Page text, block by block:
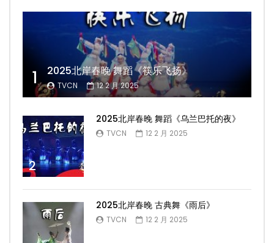
1 2025北岸春晚 舞蹈《筷乐飞扬》
TVCN 12 2 月 2025
2
2025北岸春晚 舞蹈《乌兰巴托的夜》
TVCN 12 2 月 2025
2025北岸春晚 古典舞《雨后》
TVCN 12 2 月 2025